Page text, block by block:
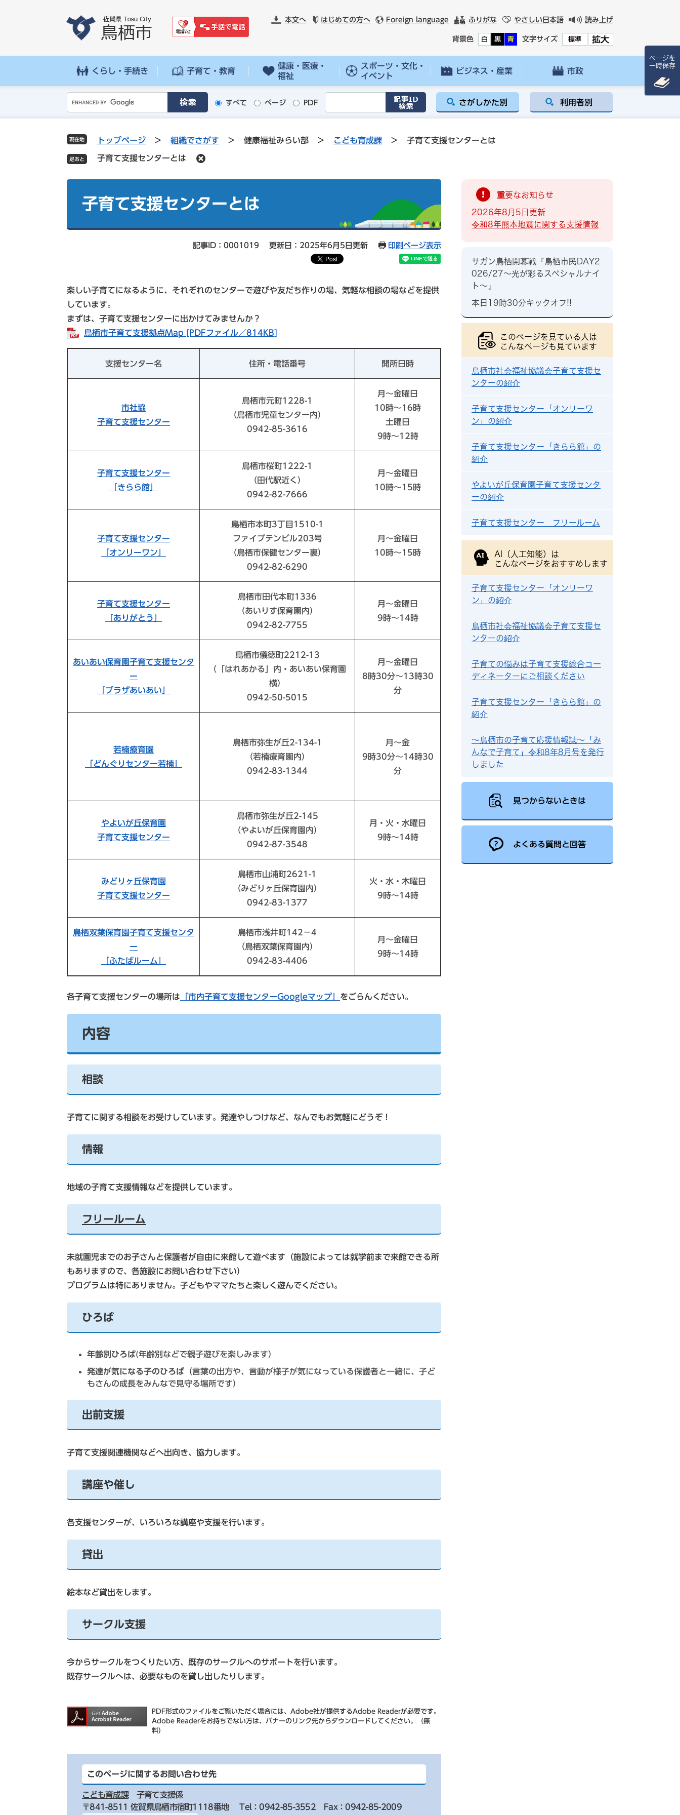
先
を
本文へ はじめての方へ Foreign language ふりがな やさしい日本語 読み上げ
背景色 白 黒 青 文字サイズ 標準 拡大
くらし・手続き 子育て・教育
健康・医療・
福祉
スポーツ・文化・
イベント
ビジネス・産業 市政
o
g
l
e
ス
索
すべて ページ PDF さがしかた別 利用者別
現在地 トップページ > 組織でさがす > 健康福祉みらい部 > こども育成課 > 子育て支援センターとは
子育て支援センターとは
子育て支援センターとは
記事ID：0001019 更新日：2025年6月5日更新 印刷ページ表示
楽しい子育てになるように、それぞれのセンターで遊びや友だち作りの場、気軽な相談の場などを提供
しています。
まずは、子育て支援センターに出かけてみませんか？
鳥栖市子育て支援拠点Map [PDFファイル／814KB]
支援センター名 住所・電話番号 開所日時
市社協
子育て支援センター
鳥栖市元町1228-1
（鳥栖市児童センター内）
0942-85-3616
月～金曜日
10時～16時
土曜日
9時～12時
子育て支援センター
「きらら館」
鳥栖市桜町1222-1
（田代駅近く）
0942-82-7666
月～金曜日
10時～15時
子育て支援センター
「オンリーワン」
鳥栖市本町3丁目1510-1
ファイブテンビル203号
（鳥栖市保健センター裏）
0942-82-6290
月～金曜日
10時～15時
子育て支援センター
「ありがとう」
鳥栖市田代本町1336
（あいりす保育園内）
0942-82-7755
月～金曜日
9時～14時
あいあい保育園子育て支援センタ
ー
「プラザあいあい」
鳥栖市儀徳町2212-13
（「はれあかる」内・あいあい保育園
横）
0942-50-5015
月～金曜日
8時30分～13時30
分
若楠療育園
「どんぐりセンター若楠」
鳥栖市弥生が丘2-134-1
（若楠療育園内）
0942-83-1344
月～金
9時30分～14時30
分
やよいが丘保育園
子育て支援センター
鳥栖市弥生が丘2-145
（やよいが丘保育園内）
0942-87-3548
月・火・水曜日
9時～14時
みどりヶ丘保育園
子育て支援センター
鳥栖市山浦町2621-1
（みどりヶ丘保育園内）
0942-83-1377
火・水・木曜日
9時～14時
鳥栖双葉保育園子育て支援センタ
ー
「ふたばルーム」
鳥栖市浅井町142－4
（鳥栖双葉保育園内）
0942-83-4406
月～金曜日
9時～14時
各子育て支援センターの場所は 「市内子育て支援センターGoogleマップ」 をごらんください。
内容
相談
子育てに関する相談をお受けしています。発達やしつけなど、なんでもお気軽にどうぞ！
情報
地域の子育て支援情報などを提供しています。
フリールーム
未就園児までのお子さんと保護者が自由に来館して遊べます（施設によっては就学前まで来館できる所
もありますので、各施設にお問い合わせ下さい）
プログラムは特にありません。子どもやママたちと楽しく遊んでください。
ひろば
年齢別ひろば(年齢別などで親子遊びを楽しみます）
発達が気になる子のひろば （言葉の出方や、言動が様子が気になっている保護者と一緒に、子ど
もさんの成長をみんなで見守る場所です）
出前支援
子育て支援関連機関などへ出向き、協力します。
講座や催し
各支援センターが、いろいろな講座や支援を行います。
貸出
絵本など貸出をします。
サークル支援
今からサークルをつくりたい方、既存のサークルへのサポートを行います。
既存サークルへは、必要なものを貸し出したりします。
PDF形式のファイルをご覧いただく場合には、Adobe社が提供するAdobe Readerが必要です。
Adobe Readerをお持ちでない方は、バナーのリンク先からダウンロードしてください。（無
料）
このページに関するお問い合わせ先
こども育成課
子育て支援係
〒841-8511 佐賀県鳥栖市宿町1118番地
Tel：0942-85-3552 Fax：0942-85-2009
重要なお知らせ
2026年8月5日更新
令和8年熊本地震に関する支援情報
サガン鳥栖開幕戦『鳥栖市民DAY2
026/27～光が彩るスペシャルナイ
ト～』
本日19時30分キックオフ!!
このページを見ている人は
こんなページも見ています
鳥栖市社会福祉協議会子育て支援セ
ンターの紹介
子育て支援センター「オンリーワ
ン」の紹介
子育て支援センター「きらら館」の
紹介
やよいが丘保育園子育て支援センタ
ーの紹介
子育て支援センター フリールーム
AI（人工知能）は
こんなページをおすすめします
子育て支援センター「オンリーワ
ン」の紹介
鳥栖市社会福祉協議会子育て支援セ
ンターの紹介
子育ての悩みは子育て支援総合コー
ディネーターにご相談ください
子育て支援センター「きらら館」の
紹介
～鳥栖市の子育て応援情報誌～「み
んなで子育て」令和8年8月号を発行
しました
見つからないときは
よくある質問と回答
ページを
一時保存